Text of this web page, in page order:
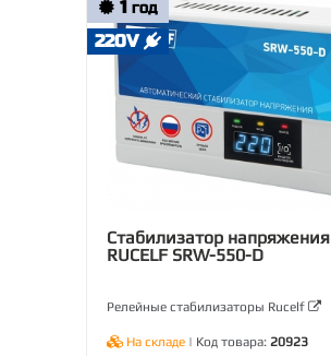
1 ГОД
220V
Стабилизатор напряжения
RUCELF SRW-550-D
Релейные стабилизаторы Rucelf
На складе | Код товара: 20923